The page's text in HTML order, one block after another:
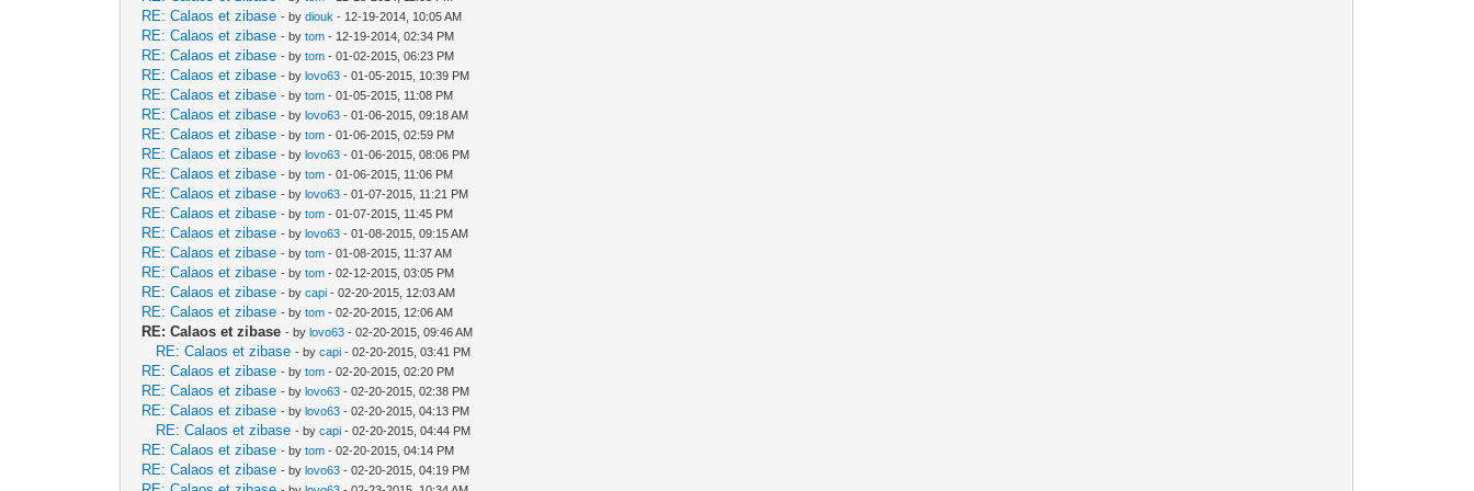
RE: Calaos et zibase - bydiouk - 12-19-2014, 10:05 AM
RE: Calaos et zibase - bytom - 12-19-2014, 02:34 PM
RE: Calaos et zibase - bytom - 01-02-2015, 06:23 PM
RE: Calaos et zibase - bylovo63 - 01-05-2015, 10:39 PM
RE: Calaos et zibase - bytom - 01-05-2015, 11:08 PM
RE: Calaos et zibase - bylovo63 - 01-06-2015, 09:18 AM
RE: Calaos et zibase - bytom - 01-06-2015, 02:59 PM
RE: Calaos et zibase - bylovo63 - 01-06-2015, 08:06 PM
RE: Calaos et zibase - bytom - 01-06-2015, 11:06 PM
RE: Calaos et zibase - bylovo63 - 01-07-2015, 11:21 PM
RE: Calaos et zibase - bytom - 01-07-2015, 11:45 PM
RE: Calaos et zibase - bylovo63 - 01-08-2015, 09:15 AM
RE: Calaos et zibase - bytom - 01-08-2015, 11:37 AM
RE: Calaos et zibase - bytom - 02-12-2015, 03:05 PM
RE: Calaos et zibase - bycapi - 02-20-2015, 12:03 AM
RE: Calaos et zibase - bytom - 02-20-2015, 12:06 AM
RE: Calaos et zibase - bylovo63 - 02-20-2015, 09:46 AM
RE: Calaos et zibase - bycapi - 02-20-2015, 03:41 PM
RE: Calaos et zibase - bytom - 02-20-2015, 02:20 PM
RE: Calaos et zibase - bylovo63 - 02-20-2015, 02:38 PM
RE: Calaos et zibase - bylovo63 - 02-20-2015, 04:13 PM
RE: Calaos et zibase - bycapi - 02-20-2015, 04:44 PM
RE: Calaos et zibase - bytom - 02-20-2015, 04:14 PM
RE: Calaos et zibase - bylovo63 - 02-20-2015, 04:19 PM